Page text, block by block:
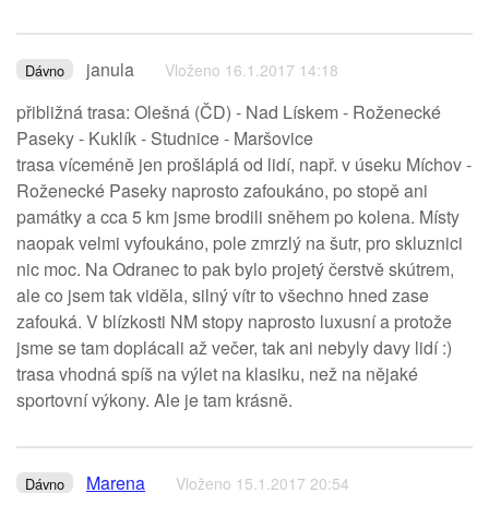
Dávno janula Vloženo 16.1.2017 14:18
přibližná trasa: Olešná (ČD) - Nad Lískem - Roženecké
Paseky - Kuklík - Studnice - Maršovice
trasa víceméně jen prošláplá od lidí, např. v úseku Míchov -
Roženecké Paseky naprosto zafoukáno, po stopě ani
památky a cca 5 km jsme brodili sněhem po kolena. Místy
naopak velmi vyfoukáno, pole zmrzlý na šutr, pro skluznici
nic moc. Na Odranec to pak bylo projetý čerstvě skútrem,
ale co jsem tak viděla, silný vítr to všechno hned zase
zafouká. V blízkosti NM stopy naprosto luxusní a protože
jsme se tam doplácali až večer, tak ani nebyly davy lidí :)
trasa vhodná spíš na výlet na klasiku, než na nějaké
sportovní výkony. Ale je tam krásně.
Dávno Marena Vloženo 15.1.2017 20:54